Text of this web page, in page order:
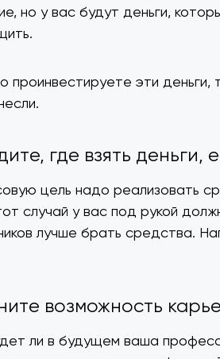
но у вас будут деньги,
проинвестируете эти деньги,
где взять деньги,
цель надо реализовать
случай у вас под рукой
лучше брать средства.
возможность
ли в будущем ваша